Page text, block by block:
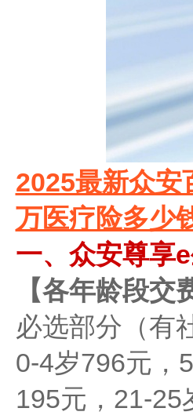
2025最新众安
万医疗险多少
一、众安尊享
【各年龄段交
必选部分（有
0-4岁796元，
195元，21-25